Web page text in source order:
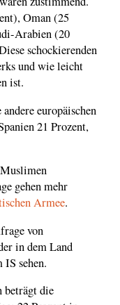
Oman (25
Arabien (20
schockierenden
und wie leicht
ist.
europäischen
21 Prozent,
gehen mehr
Armee.
von
in dem Land
IS sehen.
beträgt die